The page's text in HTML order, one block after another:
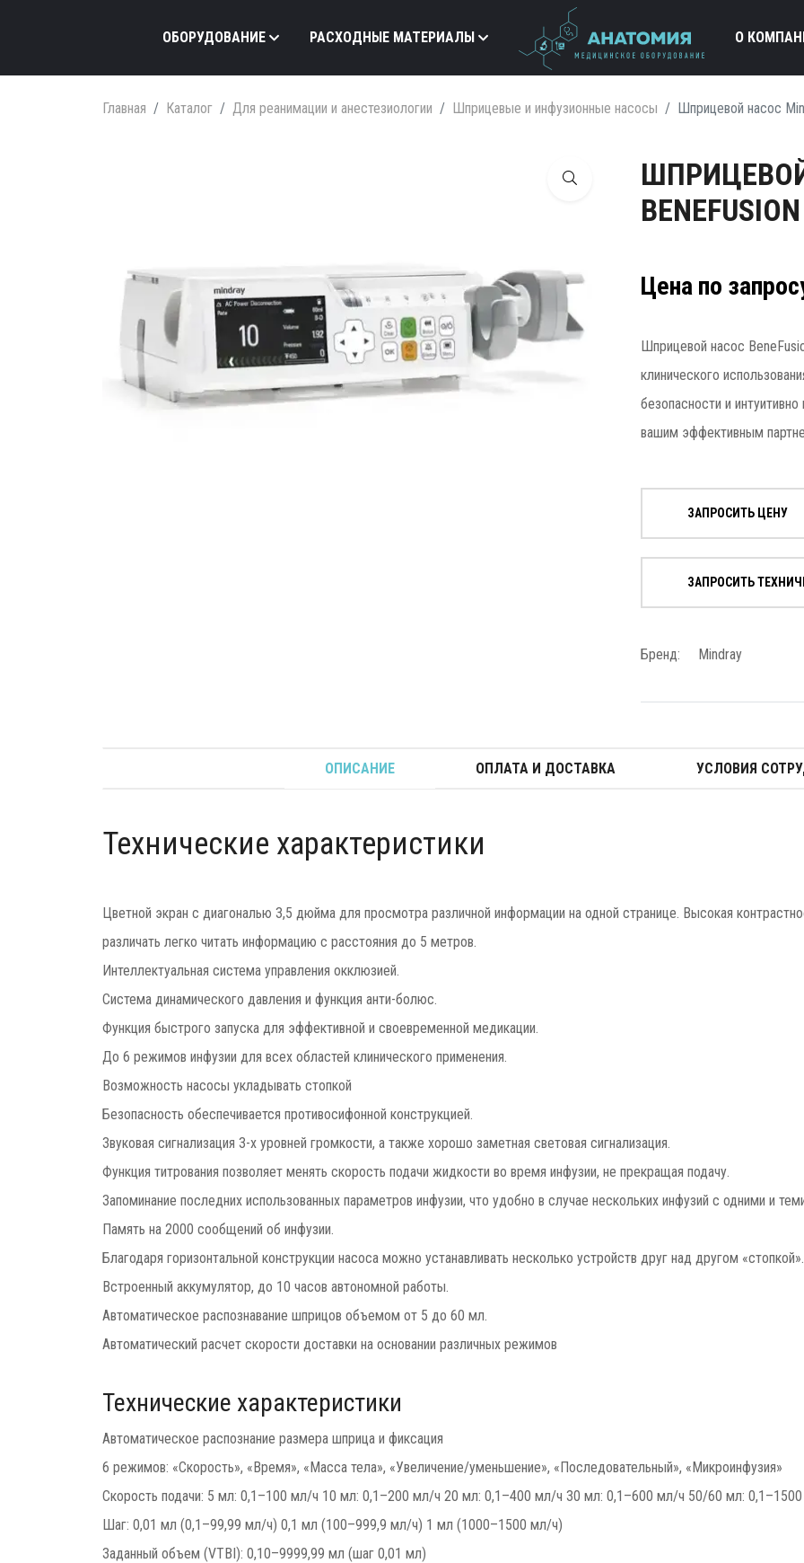
ОБОРУДОВАНИЕ РАСХОДНЫЕ МАТЕРИАЛЫ О
Главная Каталог Для реанимации и анестезиологии Шприцевые и инфузионные насосы Шприцевой насос
ШПРИЦЕВОЙ
Цена по
Шприцевой насос
клинического
безопасности и
вашим эффективным
ЗАПРОСИТЬ ЦЕНУ
ЗАПРОСИТЬ
Бренд: Mindray
ОПИСАНИЕ ОПЛАТА И ДОСТАВКА УСЛОВИЯ
Технические характеристики
Цветной экран с диагональю 3,5 дюйма для просмотра различной информации на одной странице. Высокая
различать легко читать информацию с расстояния до 5 метров.
Интеллектуальная система управления окклюзией.
Система динамического давления и функция анти-болюс.
Функция быстрого запуска для эффективной и своевременной медикации.
До 6 режимов инфузии для всех областей клинического применения.
Возможность насосы укладывать стопкой
Безопасность обеспечивается противосифонной конструкцией.
Звуковая сигнализация 3-х уровней громкости, а также хорошо заметная световая сигнализация.
Функция титрования позволяет менять скорость подачи жидкости во время инфузии, не прекращая подачу.
Запоминание последних использованных параметров инфузии, что удобно в случае нескольких инфузий с одними и
Память на 2000 сообщений об инфузии.
Благодаря горизонтальной конструкции насоса можно устанавливать несколько устройств друг над другом «стопкой».
Встроенный аккумулятор, до 10 часов автономной работы.
Автоматическое распознавание шприцов объемом от 5 до 60 мл.
Автоматический расчет скорости доставки на основании различных режимов
Технические характеристики
Автоматическое распознание размера шприца и фиксация
6 режимов: «Скорость», «Время», «Масса тела», «Увеличение/уменьшение», «Последовательный», «Микроинфузия»
Скорость подачи: 5 мл: 0,1–100 мл/ч 10 мл: 0,1–200 мл/ч 20 мл: 0,1–400 мл/ч 30 мл: 0,1–600 мл/ч 50/60 мл:
Шаг: 0,01 мл (0,1–99,99 мл/ч) 0,1 мл (100–999,9 мл/ч) 1 мл (1000–1500 мл/ч)
Заданный объем (VTBI): 0,10–9999,99 мл (шаг 0,01 мл)